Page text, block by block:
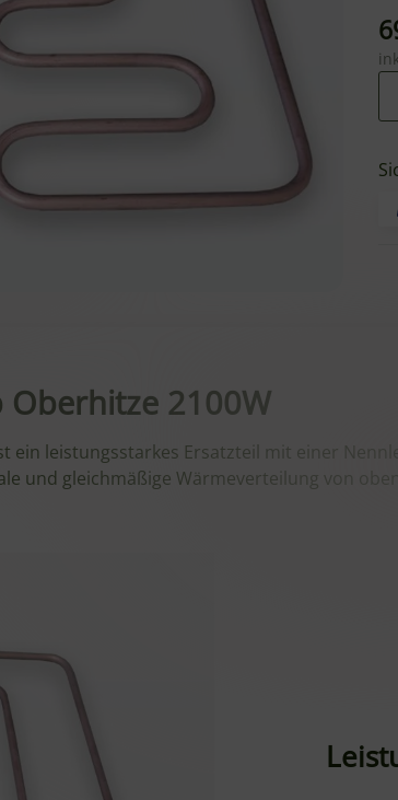
Oberhitze 2100W
leistungsstarkes Ersatzteil mit einer
und gleichmäßige Wärmeverteilung von